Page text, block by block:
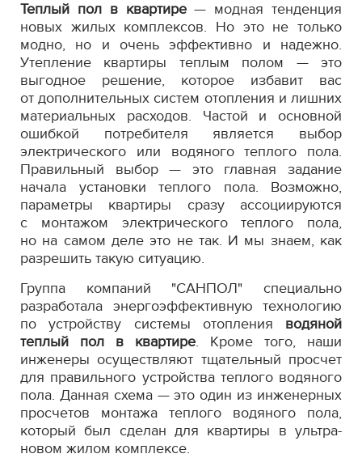
Теплый пол в квартире— модная тенденция
новых жилых комплексов. Но это не только
модно, но и очень эффективно и надежно.
Утепление квартиры теплым полом — это
выгодное решение, которое избавит вас
от дополнительных систем отопления и лишних
материальных расходов. Частой и основной
ошибкой потребителя является выбор
электрического или водяного теплого пола.
Правильный выбор — это главная задание
начала установки теплого пола. Возможно,
параметры квартиры сразу ассоциируются
с монтажом электрического теплого пола,
но на самом деле это не так. И мы знаем, как
разрешить такую ситуацию.
Группа компаний "САНПОЛ" специально
разработала энергоэффективную технологию
по устройству системы отопления водяной
теплый пол в квартире. Кроме того, наши
инженеры осуществляют тщательный просчет
для правильного устройства теплого водяного
пола. Данная схема — это один из инженерных
просчетов монтажа теплого водяного пола,
который был сделан для квартиры в ультра-
новом жилом комплексе.